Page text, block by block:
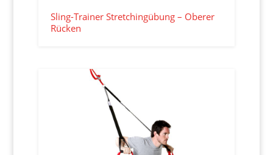
Sling-Trainer Stretchingübung – Oberer
Rücken